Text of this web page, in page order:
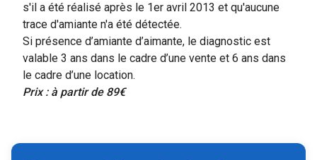
s'il a été réalisé après le 1er avril 2013 et qu'aucune
trace d'amiante n'a été détectée.
Si présence d’amiante d’aimante, le diagnostic est
valable 3 ans dans le cadre d’une vente et 6 ans dans
le cadre d’une location.
Prix : à partir de 89€